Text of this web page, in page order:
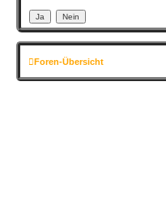
Foren-Übersicht